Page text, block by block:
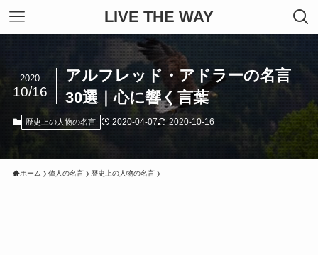
LIVE THE WAY
アルフレッド・アドラーの名言
30選｜心に響く言葉
2020
10/16
歴史上の人物の名言 2020-04-07 2020-10-16
ホーム 偉人の名言 歴史上の人物の名言